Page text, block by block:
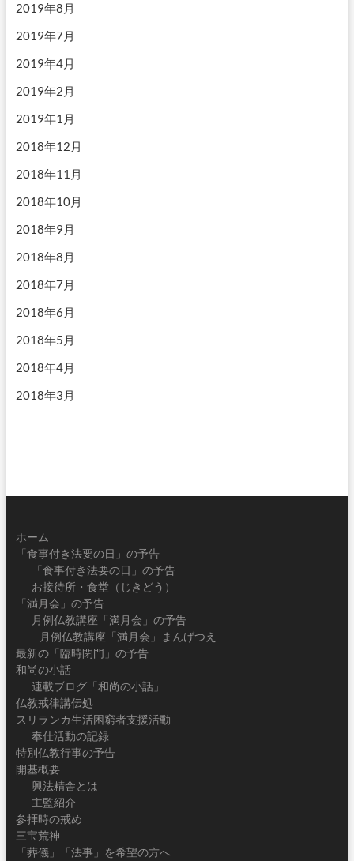
2019年8月
2019年7月
2019年4月
2019年2月
2019年1月
2018年12月
2018年11月
2018年10月
2018年9月
2018年8月
2018年7月
2018年6月
2018年5月
2018年4月
2018年3月
ホーム
「食事付き法要の日」の予告
「食事付き法要の日」の予告
お接待所・食堂（じきどう）
「満月会」の予告
月例仏教講座「満月会」の予告
月例仏教講座「満月会」まんげつえ
最新の「臨時閉門」の予告
和尚の小話
連載ブログ「和尚の小話」
仏教戒律講伝処
スリランカ生活困窮者支援活動
奉仕活動の記録
特別仏教行事の予告
開基概要
興法精舎とは
主監紹介
参拝時の戒め
三宝荒神
「葬儀」「法事」を希望の方へ